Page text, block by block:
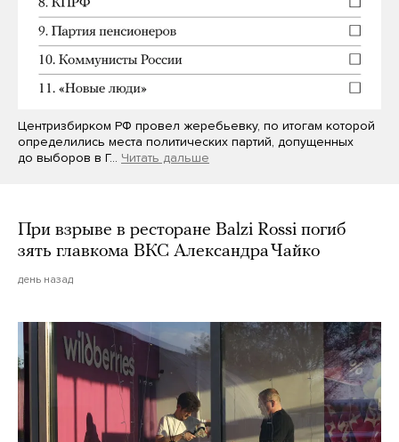
Центризбирком РФ провел жеребьевку, по итогам которой
определились места политических партий, допущенных
до выборов в Г… Читать дальше
При взрыве в ресторане Balzi Rossi погиб
зять главкома ВКС Александра Чайко
день назад